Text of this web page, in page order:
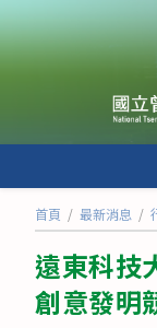
跳
轉
至
內
首頁 / 最新消息 /
遠東科技
創意發明